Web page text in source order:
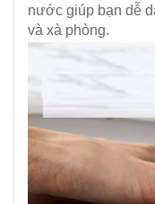
nước giúp bạn dễ
và xà phòng.